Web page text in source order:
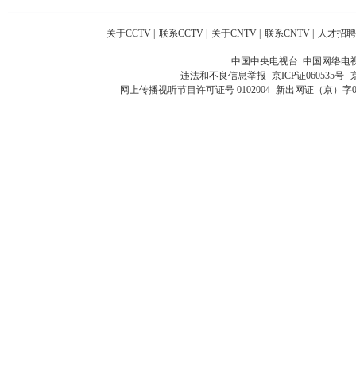
关于CCTV 联系CCTV 关于CNTV 联系CNTV 人才招聘
中国中央电视台 中国网络电
违法和不良信息举报 京ICP证060535号
网上传播视听节目许可证号 0102004 新出网证（京）